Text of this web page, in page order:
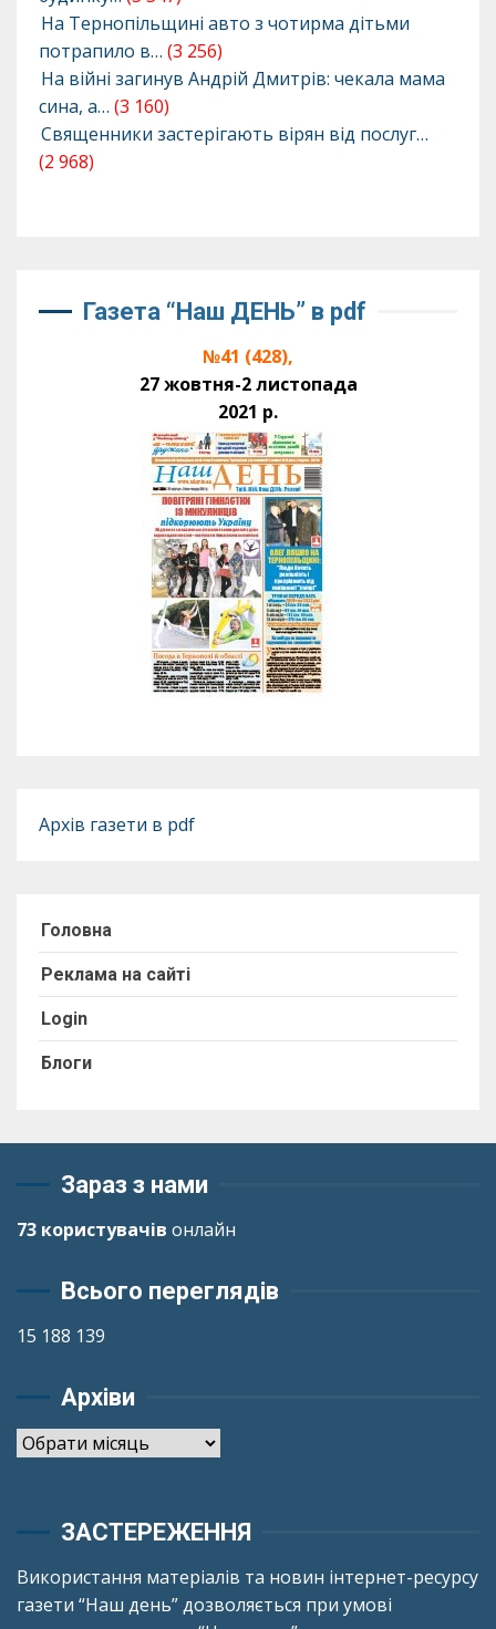
На Тернопільщині авто з чотирма дітьми
потрапило в… (3 256)
На війні загинув Андрій Дмитрів: чекала мама
сина, а… (3 160)
Священники застерігають вірян від послуг…
(2 968)
Газета “Наш ДЕНЬ” в pdf
№41 (428),
27 жовтня-2 листопада
2021 р.
Архів газети в pdf
Головна
Реклама на сайті
Login
Блоги
Зараз з нами
73 користувачів онлайн
Всього переглядів
15 188 139
Архіви
Архіви
ЗАСТЕРЕЖЕННЯ
Використання матеріалів та новин інтернет-ресурсу
газети “Наш день” дозволяється при умові